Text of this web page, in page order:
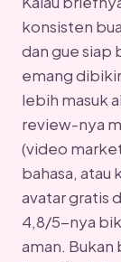
konsisten
dan gue siap
emang
lebih masuk
review-nya
(video
bahasa, atau
avatar gratis
4,8/5-nya
aman. Bukan